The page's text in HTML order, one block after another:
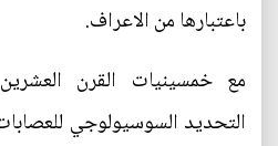
باعتبارها من الاعراف.
مع خمسينيات القرن
التحديد السوسيولوجي